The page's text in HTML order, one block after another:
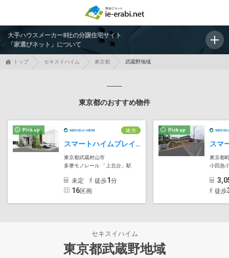
大手ハウスメーカー8社の分譲住宅サイト
「家選びネット」について
トップ セキスイハイム 東京都 武蔵野地域
東京都のおすすめ物件
Pick up 建 売
スマートハイムプレイス武蔵村山市中央
東京都武蔵村山市
多摩モノレール 「上北台」駅
未定 徒歩1 分
16区画
Pick up
東京都
小田急
徒歩
セキスイハイム
東京都武蔵野地域